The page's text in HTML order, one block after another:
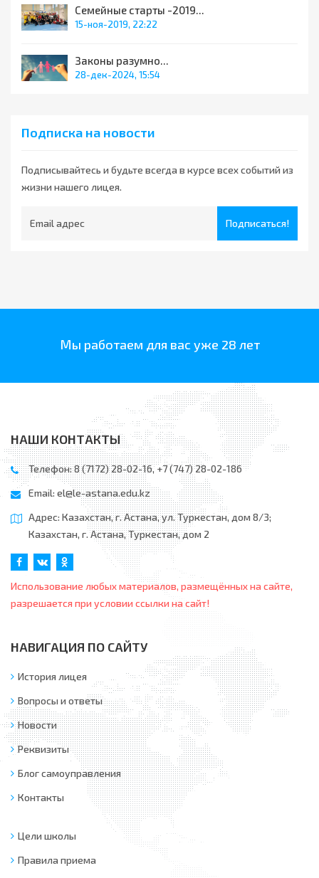
Семейные старты -2019...
15-ноя-2019, 22:22
Законы разумно...
28-дек-2024, 15:54
Подписка на новости
Подписывайтесь и будьте всегда в курсе всех событий из
жизни нашего лицея.
Подписаться!
Мы работаем для вас уже 28 лет
НАШИ КОНТАКТЫ
Телефон: 8 (7172) 28-02-16, +7 (747) 28-02-186
Email: el@le-astana.edu.kz
Адрес: Казахстан, г. Астана, ул. Туркестан, дом 8/3;
Казахстан, г. Астана, Туркестан, дом 2
Использование любых материалов, размещённых на сайте,
разрешается при условии ссылки на сайт!
НАВИГАЦИЯ ПО САЙТУ
История лицея
Вопросы и ответы
Новости
Реквизиты
Блог самоуправления
Контакты
Цели школы
Правила приема